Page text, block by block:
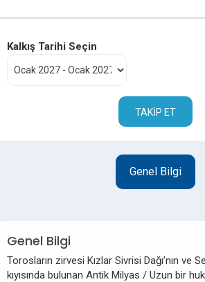
Kalkış Tarihi Seçin
TAKIP ET
Genel Bilgi
Genel Bilgi
Torosların zirvesi Kızlar Sivrisi Dağı’nın ve
kıyısında bulunan Antik Milyas / Uzun bir